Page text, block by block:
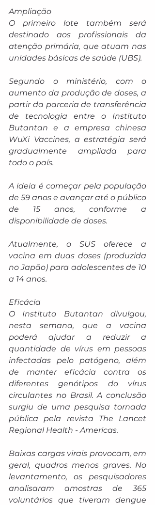
Ampliação
O primeiro lote também será
destinado aos profissionais da
atenção primária, que atuam nas
unidades básicas de saúde (UBS).
Segundo o ministério, com o
aumento da produção de doses, a
partir da parceria de transferência
de tecnologia entre o Instituto
Butantan e a empresa chinesa
WuXi Vaccines, a estratégia será
gradualmente ampliada para
todo o país.
A ideia é começar pela população
de 59 anos e avançar até o público
de 15 anos, conforme a
disponibilidade de doses.
Atualmente, o SUS oferece a
vacina em duas doses (produzida
no Japão) para adolescentes de 10
a 14 anos.
Eficácia
O Instituto Butantan divulgou,
nesta semana, que a vacina
poderá ajudar a reduzir a
quantidade de vírus em pessoas
infectadas pelo patógeno, além
de manter eficácia contra os
diferentes genótipos do vírus
circulantes no Brasil. A conclusão
surgiu de uma pesquisa tornada
pública pela revista The Lancet
Regional Health - Americas.
Baixas cargas virais provocam, em
geral, quadros menos graves. No
levantamento, os pesquisadores
analisaram amostras de 365
voluntários que tiveram dengue